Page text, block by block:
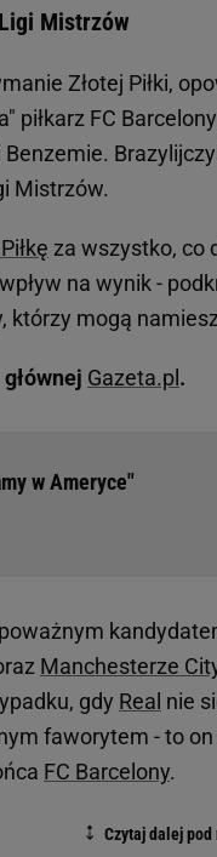
Mistrzów
Złotej Piłki,
piłkarz FC
Mistrzów.
za wszystko, co
na wynik -
którzy mogą
Gazeta.pl .
w Ameryce"
Manchesterze
gdy Real nie
faworytem - to
FC Barcelony.